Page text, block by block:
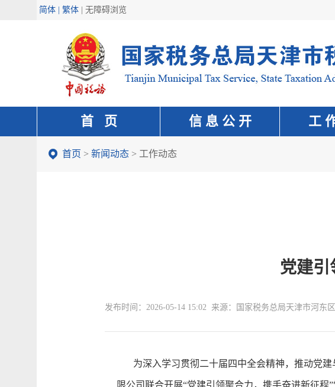
简体 | 繁体 无障碍浏览
首 页 信 息 公 开 工
首页 > 新闻动态 > 工作动态
党建引
发布时间：2026-05-14 15:02 来源：国家税务总局天津市河东
为深入学习贯彻二十届四中全会精神，推动党建
限公司联合开展“党建引领聚合力，携手奋进新征